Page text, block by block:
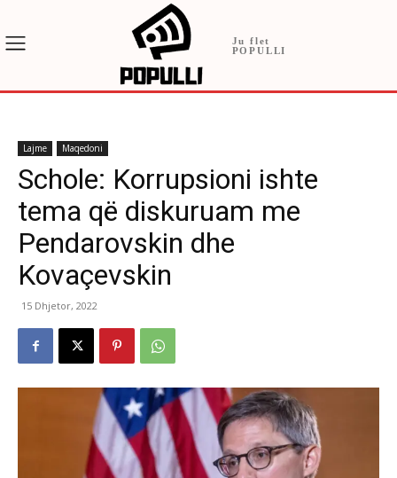
Ju flet
POPULLI
Lajme Maqedoni
Schole: Korrupsioni ishte
tema që diskuruam me
Pendarovskin dhe
Kovaçevskin
15 Dhjetor, 2022